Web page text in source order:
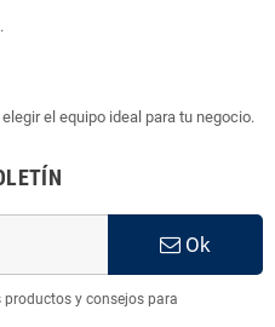
el equipo ideal para tu negocio.
Ok
productos y consejos para